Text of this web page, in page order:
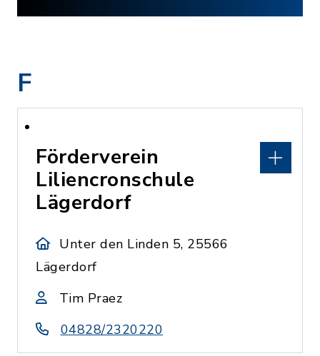
F
Förderverein
Liliencronschule
Lägerdorf
Unter den Linden 5, 25566
Lägerdorf
Tim Praez
04828/2320220